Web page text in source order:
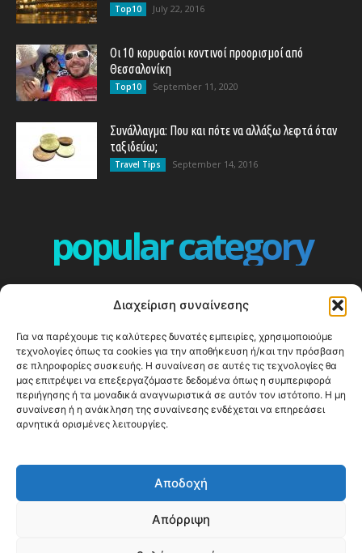
Διαχείριση συναίνεσης
Για να παρέχουμε τις καλύτερες δυνατές εμπειρίες, χρησιμοποιούμε
τεχνολογίες όπως τα cookies για την αποθήκευση ή/και την πρόσβαση
σε πληροφορίες συσκευής. Η συναίνεση σε αυτές τις τεχνολογίες θα
μας επιτρέψει να επεξεργαζόμαστε δεδομένα όπως η συμπεριφορά
περιήγησης ή τα μοναδικά αναγνωριστικά σε αυτόν τον ιστότοπο. Η μη
συναίνεση ή η ανάκληση της συναίνεσης ενδέχεται να επηρεάσει
αρνητικά ορισμένες λειτουργίες.
Αποδοχή
Απόρριψη
Top10 July 22, 2016
Οι 10 κορυφαίοι κοντινοί προορισμοί από
Θεσσαλονίκη
Top10 September 11, 2020
Συνάλλαγμα: Που και πότε να αλλάξω λεφτά όταν
ταξιδεύω;
Travel Tips September 14, 2016
popular category
360
ΕΥΡΩΠΗ
332
ΚΟΣΜΟΣ - WORLD
328
Top10
304
Cool spots
ΝΗΣΙΑ
247